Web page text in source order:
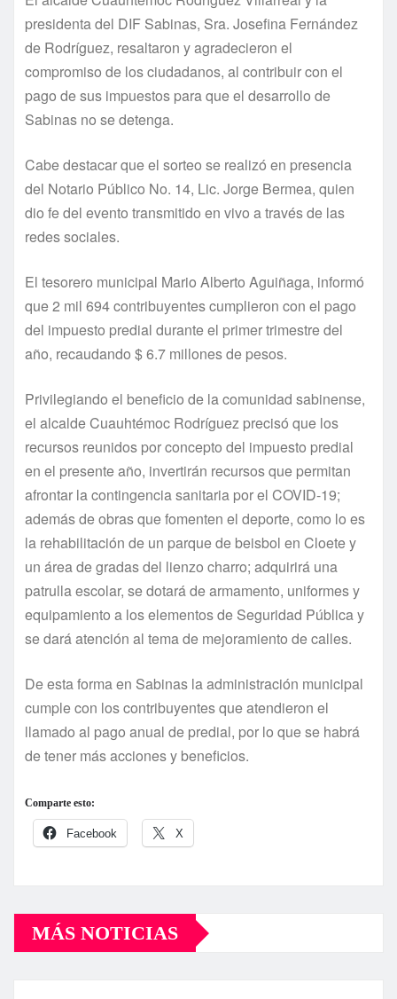
presidenta del DIF Sabinas, Sra. Josefina Fernández
de Rodríguez, resaltaron y agradecieron el
compromiso de los ciudadanos, al contribuir con el
pago de sus impuestos para que el desarrollo de
Sabinas no se detenga.
Cabe destacar que el sorteo se realizó en presencia
del Notario Público No. 14, Lic. Jorge Bermea, quien
dio fe del evento transmitido en vivo a través de las
redes sociales.
El tesorero municipal Mario Alberto Aguiñaga, informó
que 2 mil 694 contribuyentes cumplieron con el pago
del impuesto predial durante el primer trimestre del
año, recaudando $ 6.7 millones de pesos.
Privilegiando el beneficio de la comunidad sabinense,
el alcalde Cuauhtémoc Rodríguez precisó que los
recursos reunidos por concepto del impuesto predial
en el presente año, invertirán recursos que permitan
afrontar la contingencia sanitaria por el COVID-19;
además de obras que fomenten el deporte, como lo es
la rehabilitación de un parque de beisbol en Cloete y
un área de gradas del lienzo charro; adquirirá una
patrulla escolar, se dotará de armamento, uniformes y
equipamiento a los elementos de Seguridad Pública y
se dará atención al tema de mejoramiento de calles.
De esta forma en Sabinas la administración municipal
cumple con los contribuyentes que atendieron el
llamado al pago anual de predial, por lo que se habrá
de tener más acciones y beneficios.
Comparte esto:
Facebook X
MÁS NOTICIAS